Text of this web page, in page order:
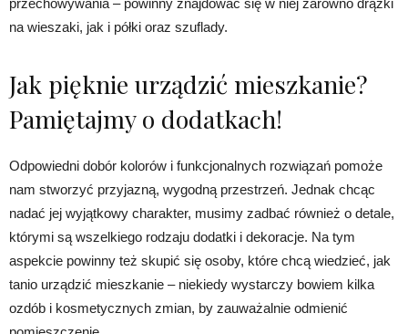
na wieszaki, jak i półki oraz szuflady.
Jak pięknie urządzić mieszkanie?
Pamiętajmy o dodatkach!
Odpowiedni dobór kolorów i funkcjonalnych rozwiązań pomoże
nam stworzyć przyjazną, wygodną przestrzeń. Jednak chcąc
nadać jej wyjątkowy charakter, musimy zadbać również o detale,
którymi są wszelkiego rodzaju dodatki i dekoracje. Na tym
aspekcie powinny też skupić się osoby, które chcą wiedzieć, jak
tanio urządzić mieszkanie – niekiedy wystarczy bowiem kilka
ozdób i kosmetycznych zmian, by zauważalnie odmienić